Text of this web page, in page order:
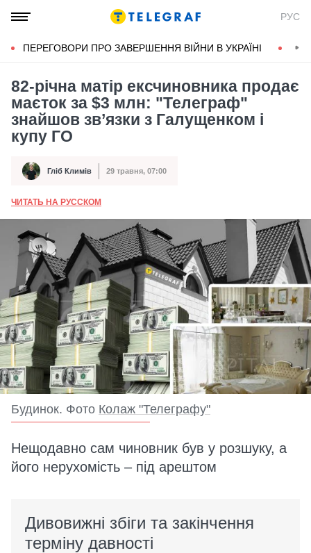
РУС
ПЕРЕГОВОРИ ПРО ЗАВЕРШЕННЯ ВІЙНИ В УКРАЇНІ
82-річна матір ексчиновника продає
маєток за $3 млн: "Телеграф"
знайшов зв’язки з Галущенком і
купу ГО
Автор Гліб Климів
Дата публікації 29 травня, 07:00
ЧИТАТЬ НА РУССКОМ
Будинок. Фото Колаж "Телеграфу"
Нещодавно сам чиновник був у розшуку, а
його нерухомість – під арештом
Дивовижні збіги та закінчення
терміну давності